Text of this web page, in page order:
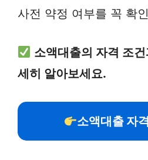
사전 약정 여부를 꼭 확
소액대출의 자격 조
세히 알아보세요.
소액대출 자